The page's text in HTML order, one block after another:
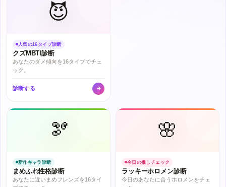
😈
人気の16タイプ診断
クズMBTI診断
あなたのダメ傾向を16タイプでチェ
ック。
診断する
🫘
新作キャラ診断
まめふれ性格診断
あなたに近いまめフレンズを16タイ
🌸
今日の推しチェック
ラッキーホロメン診断
今日のあなたに合うホロメンをチェ